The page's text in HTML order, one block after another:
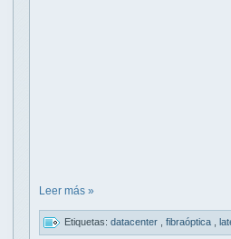
Leer más »
Etiquetas: datacenter fibraóptica